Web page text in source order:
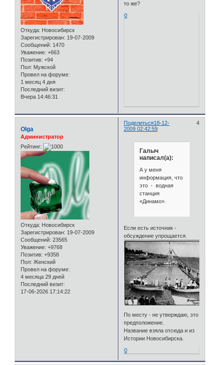
Откуда: Новосибирск
Зарегистрирован: 19-07-2009
Сообщений: 1470
Уважение: +663
Позитив: +94
Пол: Мужской
Провел на форуме:
1 месяц 4 дня
Последний визит:
Вчера 14:46:31
то же?
0
Поделиться 4
18-12-
2009 02:42:59
Olga
Администратор
Рейтинг:
Откуда: Новосибирск
Зарегистрирован: 19-07-2009
Сообщений: 23565
Уважение: +9768
Позитив: +9358
Пол: Женский
Провел на форуме:
4 месяца 29 дней
Последний визит:
17-06-2026 17:14:22
Галыч
написал(а):
А у меня
информация, что
это - водная
станция
«Динамо».
Если есть источник -
обсуждение упрощается.
По месту - не утверждаю, это
предположение.
Название взяла отсюда и из
Истории Новосибирска.
0